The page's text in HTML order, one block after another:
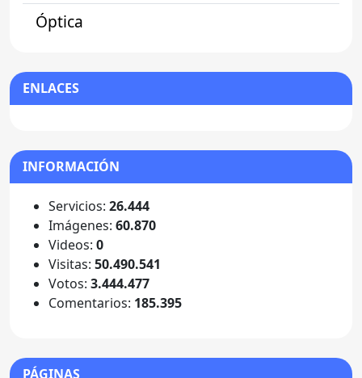
Óptica
ENLACES
INFORMACIÓN
Servicios: 26.444
Imágenes: 60.870
Videos: 0
Visitas: 50.490.541
Votos: 3.444.477
Comentarios: 185.395
PÁGINAS